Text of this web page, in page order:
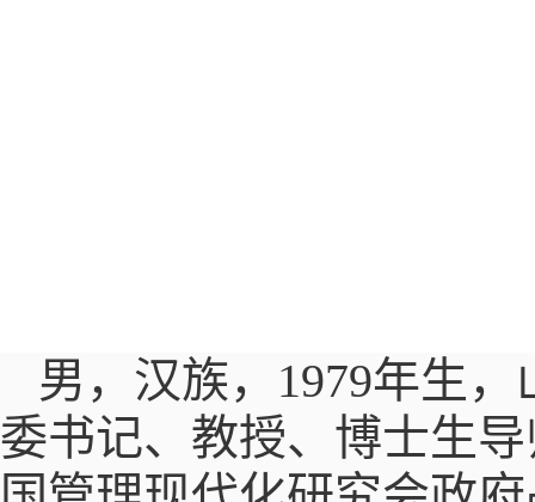
男，汉族， 1979年生，
委书记、教授、博士生